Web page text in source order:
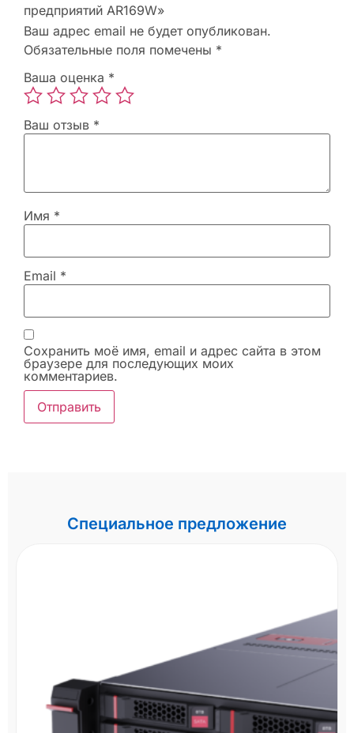
предприятий AR169W»
Ваш адрес email не будет опубликован.
Обязательные поля помечены *
Ваша оценка *
Ваш отзыв *
Имя *
Email *
Сохранить моё имя, email и адрес сайта в этом
браузере для последующих моих
комментариев.
Специальное предложение